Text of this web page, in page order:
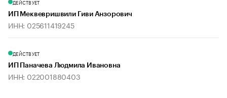
ДЕЙСТВУЕТ
ИП Меквевришвили Гиви Анзорович
ИНН: 025611419245
ДЕЙСТВУЕТ
ИП Паначева Людмила Ивановна
ИНН: 022001880403